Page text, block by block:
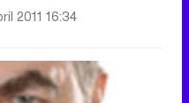
2011 16:34